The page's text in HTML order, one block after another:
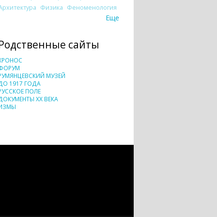
Физика Феноменология
Еще
сайты
МУЗЕЙ
1917 ГОДА
ПОЛЕ
XX ВЕКА